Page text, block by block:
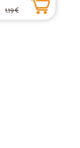
1,19 €